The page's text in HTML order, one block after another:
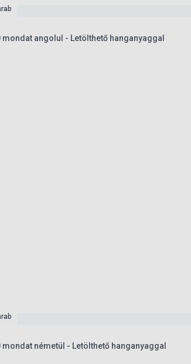
mondat angolul - Letölthető hanganyaggal
mondat németül - Letölthető hanganyaggal